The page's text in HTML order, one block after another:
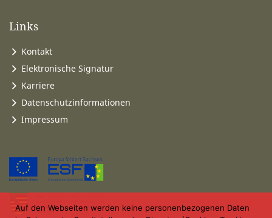
Links
Kontakt
Elektronische Signatur
Karriere
Datenschutzinformationen
Impressum
Auf den Webseiten werden keine personenbezogenen Daten